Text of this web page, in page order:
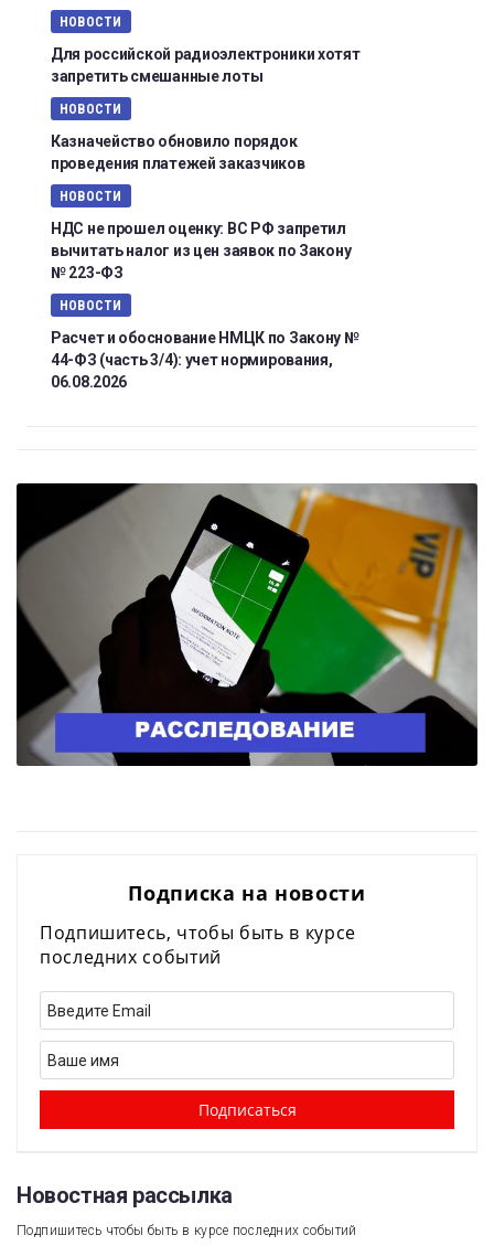
НОВОСТИ
Для российской радиоэлектроники хотят
запретить смешанные лоты
НОВОСТИ
Казначейство обновило порядок
проведения платежей заказчиков
НОВОСТИ
НДС не прошел оценку: ВС РФ запретил
вычитать налог из цен заявок по Закону
№ 223-ФЗ
НОВОСТИ
Расчет и обоснование НМЦК по Закону №
44-ФЗ (часть 3/4): учет нормирования,
06.08.2026
Подписка на новости
Подпишитесь, чтобы быть в курсе
последних событий
Новостная рассылка​
Подпишитесь чтобы быть в курсе последних событий